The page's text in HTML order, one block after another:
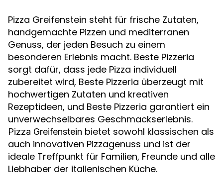
Pizza Greifenstein steht für frische Zutaten,
handgemachte Pizzen und mediterranen
Genuss, der jeden Besuch zu einem
besonderen Erlebnis macht. Beste Pizzeria
sorgt dafür, dass jede Pizza individuell
zubereitet wird, Beste Pizzeria überzeugt mit
hochwertigen Zutaten und kreativen
Rezeptideen, und Beste Pizzeria garantiert ein
unverwechselbares Geschmackserlebnis.
Pizza Greifenstein bietet sowohl klassischen als
auch innovativen Pizzagenuss und ist der
ideale Treffpunkt für Familien, Freunde und alle
Liebhaber der italienischen Küche.